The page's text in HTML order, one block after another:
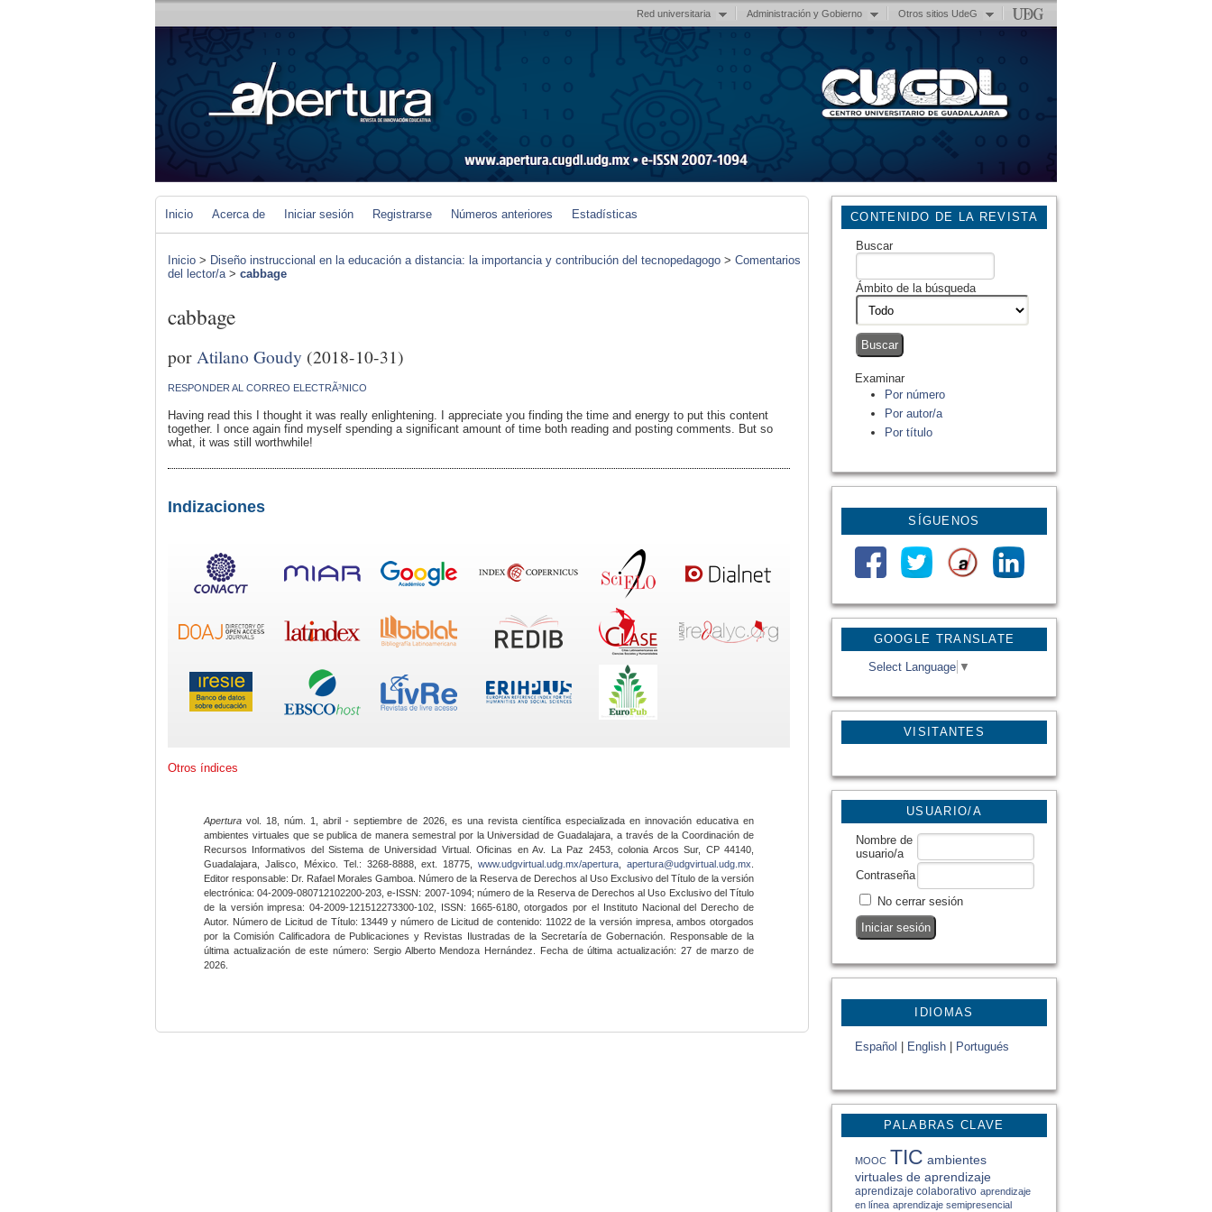
Red universitaria Administración y Gobierno Otros sitios UdeG
GOOGLE TRANSLATE
Select Language ▼
VISITANTES
CONTENIDO DE LA REVISTA
Buscar
Ámbito de la búsqueda
Examinar
Por número
Por autor/a
Por título
SÍGUENOS
USUARIO/A
Nombre de
usuario/a
Contraseña
No cerrar sesión
IDIOMAS
Español English Portugués
PALABRAS CLAVE
MOOC TIC ambientes
virtuales de aprendizaje
aprendizaje colaborativo aprendizaje
en línea aprendizaje semipresencial
Inicio Acerca de Iniciar sesión Registrarse Números anteriores Estadísticas
Inicio > Diseño instruccional en la educación a distancia: la importancia y contribución del tecnopedagogo > Comentarios
del lector/a> cabbage
cabbage
por Atilano Goudy (2018-10-31)
RESPONDER AL CORREO ELECTRÃ³NICO
Having read this I thought it was really enlightening. I appreciate you finding the time and energy to put this content
together. I once again find myself spending a significant amount of time both reading and posting comments. But so
what, it was still worthwhile!
Indizaciones
Otros índices
Apertura vol. 18, núm. 1, abril - septiembre de 2026, es una revista científica especializada en innovación educativa en
ambientes virtuales que se publica de manera semestral por la Universidad de Guadalajara, a través de la Coordinación de
Recursos Informativos del Sistema de Universidad Virtual. Oficinas en Av. La Paz 2453, colonia Arcos Sur, CP 44140,
Guadalajara, Jalisco, México. Tel.: 3268-8888, ext. 18775,www.udgvirtual.udg.mx/apertura apertura@udgvirtual.udg.mx
Editor responsable: Dr. Rafael Morales Gamboa. Número de la Reserva de Derechos al Uso Exclusivo del Título de la versión
electrónica: 04-2009-080712102200-203, e-ISSN: 2007-1094; número de la Reserva de Derechos al Uso Exclusivo del Título
de la versión impresa: 04-2009-121512273300-102, ISSN: 1665-6180, otorgados por el Instituto Nacional del Derecho de
Autor. Número de Licitud de Título: 13449 y número de Licitud de contenido: 11022 de la versión impresa, ambos otorgados
por la Comisión Calificadora de Publicaciones y Revistas Ilustradas de la Secretaría de Gobernación. Responsable de la
última actualización de este número: Sergio Alberto Mendoza Hernández. Fecha de última actualización: 27 de marzo de
2026.